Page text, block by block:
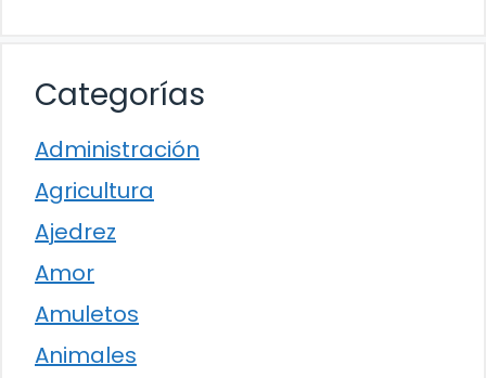
Categorías
Administración
Agricultura
Ajedrez
Amor
Amuletos
Animales